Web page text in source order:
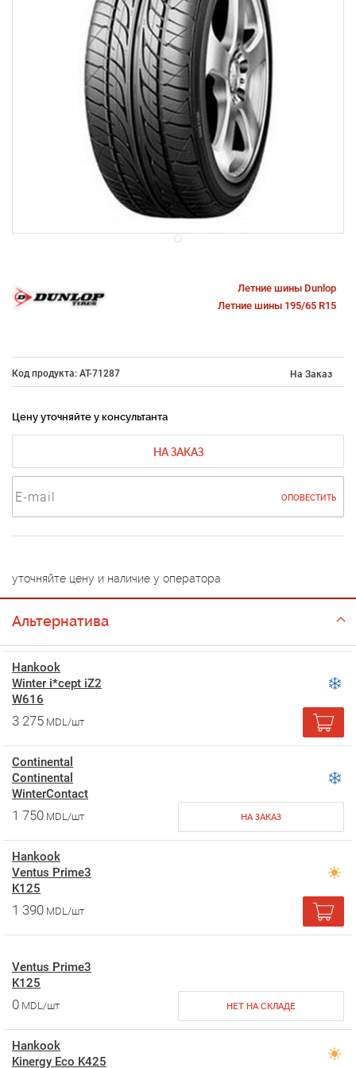
Летние шины Dunlop
Летние шины 195/65 R15
Код продукта: AT-71287 На Заказ
Цену уточняйте у консультанта
НА ЗАКАЗ
ОПОВЕСТИТЬ
уточняйте цену и наличие у оператора
Альтернатива
Hankook
Winter i*cept iZ2
W616
3 275 MDL/шт
Continental
Continental
WinterContact
1 750 MDL/шт НА ЗАКАЗ
Hankook
Ventus Prime3
K125
1 390 MDL/шт
Ventus Prime3
K125
0 MDL/шт НЕТ НА СКЛАДЕ
Hankook
Kinergy Eco K425